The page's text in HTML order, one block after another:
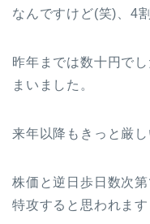
なんですけど(笑)、4
昨年までは数十円で
まいました。
来年以降もきっと厳し
株価と逆日歩日数次
特攻すると思われます